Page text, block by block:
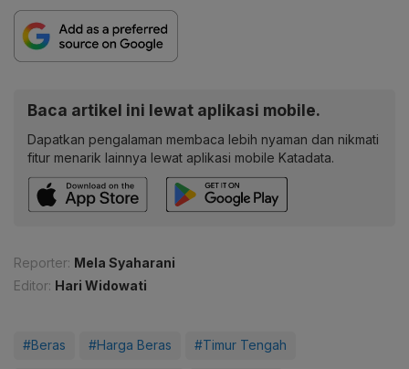
Baca artikel ini lewat aplikasi mobile.
Dapatkan pengalaman membaca lebih nyaman dan nikmati
fitur menarik lainnya lewat aplikasi mobile Katadata.
Reporter: Mela Syaharani
Editor: Hari Widowati
#Beras #Harga Beras #Timur Tengah